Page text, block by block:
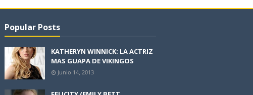
Popular Posts
KATHERYN WINNICK: LA ACTRIZ
MAS GUAPA DE VIKINGOS
Junio 14, 2013